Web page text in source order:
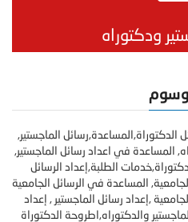
ودكتوراه
الماجستير,
المساعدة في اعداد رسائل الماجستير,
الطلبة,إعداد الرسائل
المساعدة في الرسائل الجامعية
,إعداد رسائل الماجستير , إعداد
والدكتوراه,اطروحة الدكتوراة